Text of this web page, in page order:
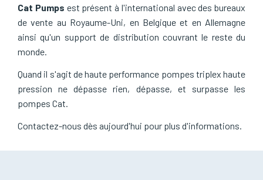
Cat Pumps est présent à l'international avec des bureaux
de vente au Royaume-Uni, en Belgique et en Allemagne
ainsi qu'un support de distribution couvrant le reste du
monde.
Quand il s'agit de haute performance pompes triplex haute
pression ne dépasse rien, dépasse, et surpasse les
pompes Cat.
Contactez-nous dès aujourd'hui pour plus d'informations.